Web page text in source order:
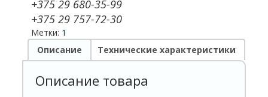
+375 29 680-35-99
+375 29 757-72-30
Метки: 1
Описание
Технические характеристики
Описание товара